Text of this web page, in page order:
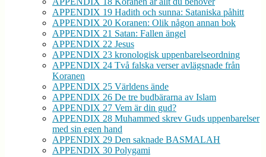
APPENDIX 19 Hadith och sunna: Sataniska påhitt
APPENDIX 20 Koranen: Olik någon annan bok
APPENDIX 21 Satan: Fallen ängel
APPENDIX 22 Jesus
APPENDIX 23 kronologisk uppenbarelseordning
APPENDIX 24 Två falska verser avlägsnade från
Koranen
APPENDIX 25 Världens ände
APPENDIX 26 De tre budbärarna av Islam
APPENDIX 27 Vem är din gud?
APPENDIX 28 Muhammed skrev Guds uppenbarelser
med sin egen hand
APPENDIX 29 Den saknade BASMALAH
APPENDIX 30 Polygami